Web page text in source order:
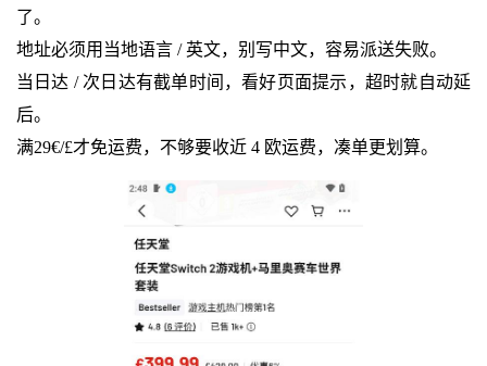
了。
地址必须用当地语言 / 英文，别写中文，容易派送失败。
当日达 / 次日达有截单时间，看好页面提示，超时就自动延
后。
满29€/£才免运费，不够要收近 4 欧运费，凑单更划算。